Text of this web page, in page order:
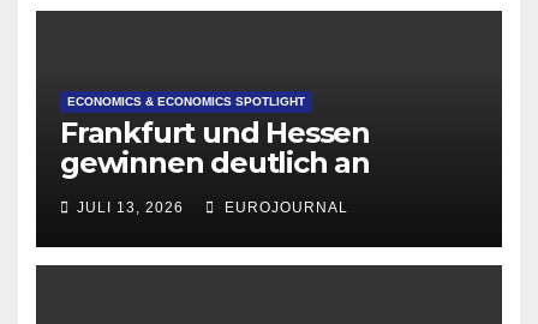
ECONOMICS & ECONOMICS SPOTLIGHT
Frankfurt und Hessen
gewinnen deutlich an
Attraktivität für Startup-
Gründungen
JULI 13, 2026 EUROJOURNAL